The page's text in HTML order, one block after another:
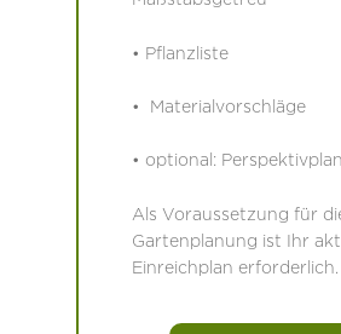
• Pflanzliste
• Materialvorschläge
• optional: Perspektivplan
Als Voraussetzung für
Gartenplanung ist Ihr
Einreichplan erforderlich.